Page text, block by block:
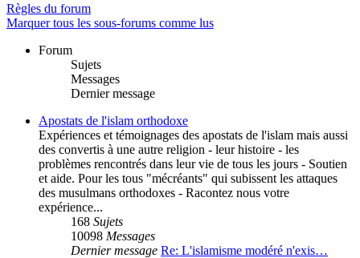
Règles du forum
Marquer tous les sous-forums comme lus
Forum
Sujets
Messages
Dernier message
Apostats de l'islam orthodoxe
Expériences et témoignages des apostats de l'islam mais aussi
des convertis à une autre religion - leur histoire - les
problèmes rencontrés dans leur vie de tous les jours - Soutien
et aide. Pour les tous "mécréants" qui subissent les attaques
des musulmans orthodoxes - Racontez nous votre
expérience...
168 Sujets
10098 Messages
Dernier message Re: L'islamisme modéré n'exis…